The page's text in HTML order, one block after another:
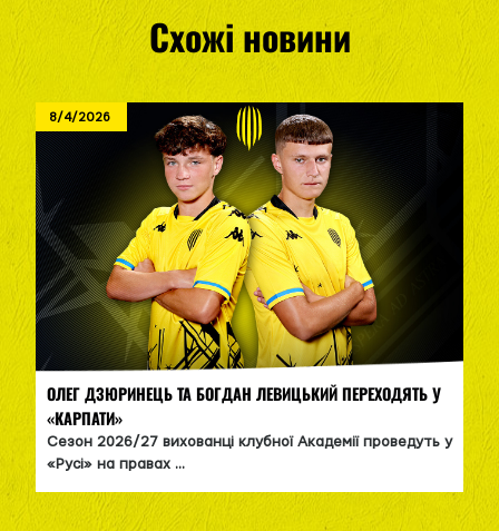
Схожі новини
8/4/2026
ОЛЕГ ДЗЮРИНЕЦЬ ТА БОГДАН ЛЕВИЦЬКИЙ ПЕРЕХОДЯТЬ У
«КАРПАТИ»
Сезон 2026/27 вихованці клубної Академії проведуть у
«Русі» на правах ...